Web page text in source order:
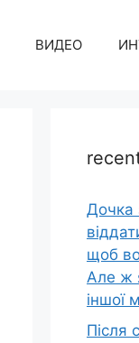
ВИДЕО
Дочка
щоб
Але ж
іншої
Після